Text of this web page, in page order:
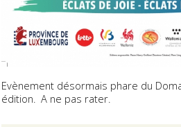
Evènement désormais phare du
édition. A ne pas rater.